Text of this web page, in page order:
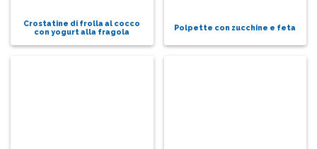
Crostatine di frolla al cocco
con yogurt alla fragola
Polpette con zucchine e feta